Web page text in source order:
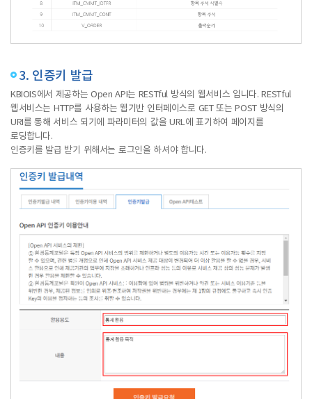
3. 인증키 발급
KBIOIS에서 제공하는 Open API는 RESTful 방식의 웹서비스 입니다. RESTful
웹서비스는 HTTP를 사용하는 웹기반 인터페이스로 GET 또는 POST 방식의
URI를 통해 서비스 되기에 파라미터의 값을 URL에 표기하여 페이지를
로딩합니다.
인증키를 발급 받기 위해서는 로그인을 하셔야 합니다.